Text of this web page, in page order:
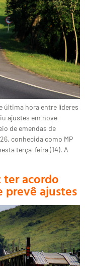
última hora entre líderes
ajustes em nove
de emendas de
conhecida como MP
terça-feira (14). A
ter acordo
prevê ajustes